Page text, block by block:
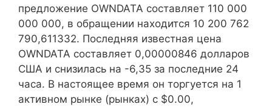
предложение OWNDATA составляет 110 000
000 000, в обращении находится 10 200 762
790,611332. Последняя известная цена
OWNDATA составляет 0,00000846 долларов
США и снизилась на -6,35 за последние 24
часа. В настоящее время он торгуется на 1
активном рынке (рынках) с $0.00,